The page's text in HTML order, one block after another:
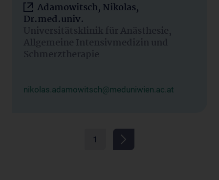
Adamowitsch, Nikolas,
Dr.med.univ.
Universitätsklinik für Anästhesie,
Allgemeine Intensivmedizin und
Schmerztherapie
nikolas.adamowitsch@meduniwien.ac.at
1